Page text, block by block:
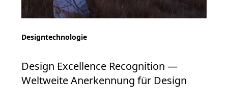
Designtechnologie
Design Excellence Recognition —
Weltweite Anerkennung für Design